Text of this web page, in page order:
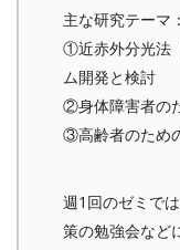
主な研究テーマ：
①近赤外分光法
ム開発と検討
②身体障害者の
③高齢者のため
週1回のゼミで
策の勉強会など